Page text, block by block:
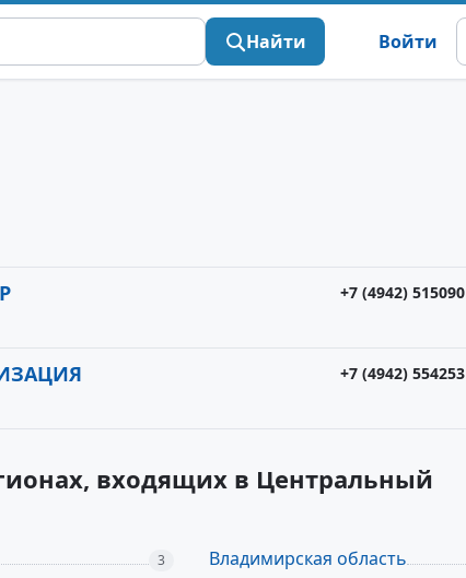
Найти Войти
+7 (4942) 515090
+7 (4942) 554253
входящих в Центральный
3 Владимирская область